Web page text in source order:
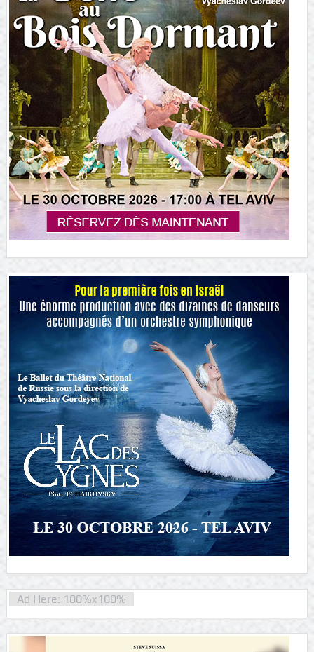
Ad Here: 100%x100%